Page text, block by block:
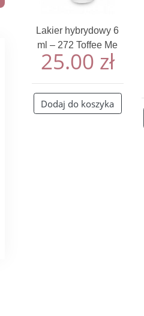
Lakier hybrydowy 6
ml – 272 Toffee Me
25.00 zł
Dodaj do koszyka